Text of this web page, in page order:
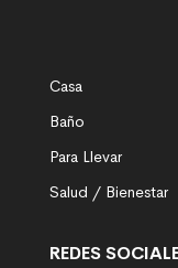
Casa
Baño
Para Llevar
Salud / Bienestar
REDES